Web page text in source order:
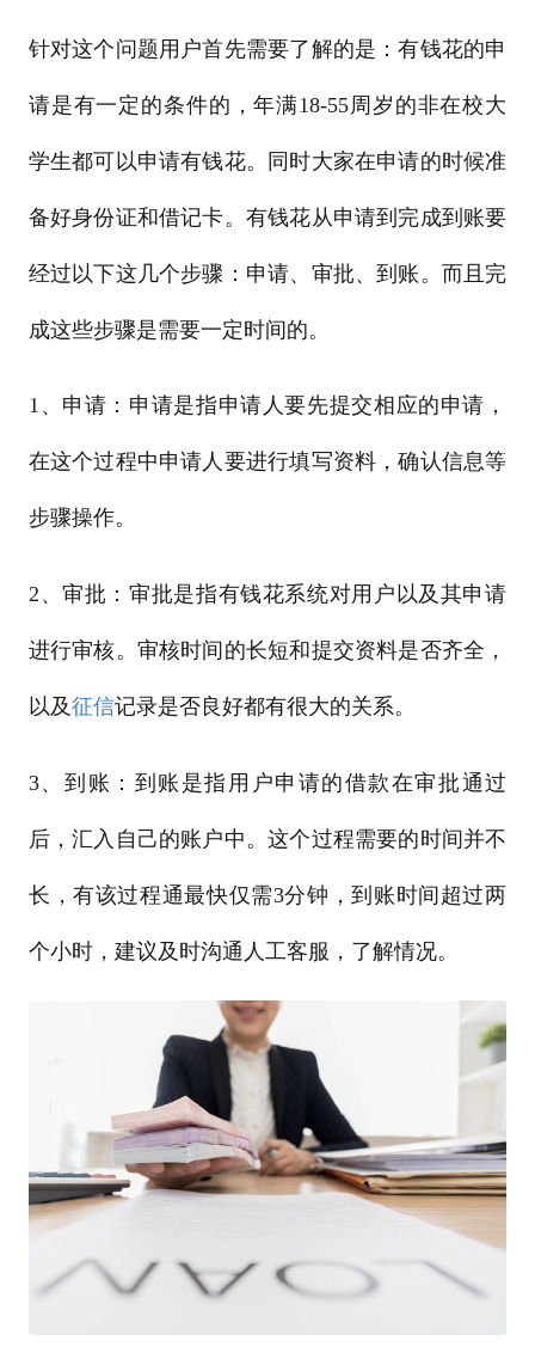
针对这个问题用户首先需要了解的是：有钱花的申
请是有一定的条件的，年满18-55周岁的非在校大
学生都可以申请有钱花。同时大家在申请的时候准
备好身份证和借记卡。有钱花从申请到完成到账要
经过以下这几个步骤：申请、审批、到账。而且完
成这些步骤是需要一定时间的。
1、申请：申请是指申请人要先提交相应的申请，
在这个过程中申请人要进行填写资料，确认信息等
步骤操作。
2、审批：审批是指有钱花系统对用户以及其申请
进行审核。审核时间的长短和提交资料是否齐全，
以及征信记录是否良好都有很大的关系。
3、到账：到账是指用户申请的借款在审批通过
后，汇入自己的账户中。这个过程需要的时间并不
长，有该过程通最快仅需3分钟，到账时间超过两
个小时，建议及时沟通人工客服，了解情况。